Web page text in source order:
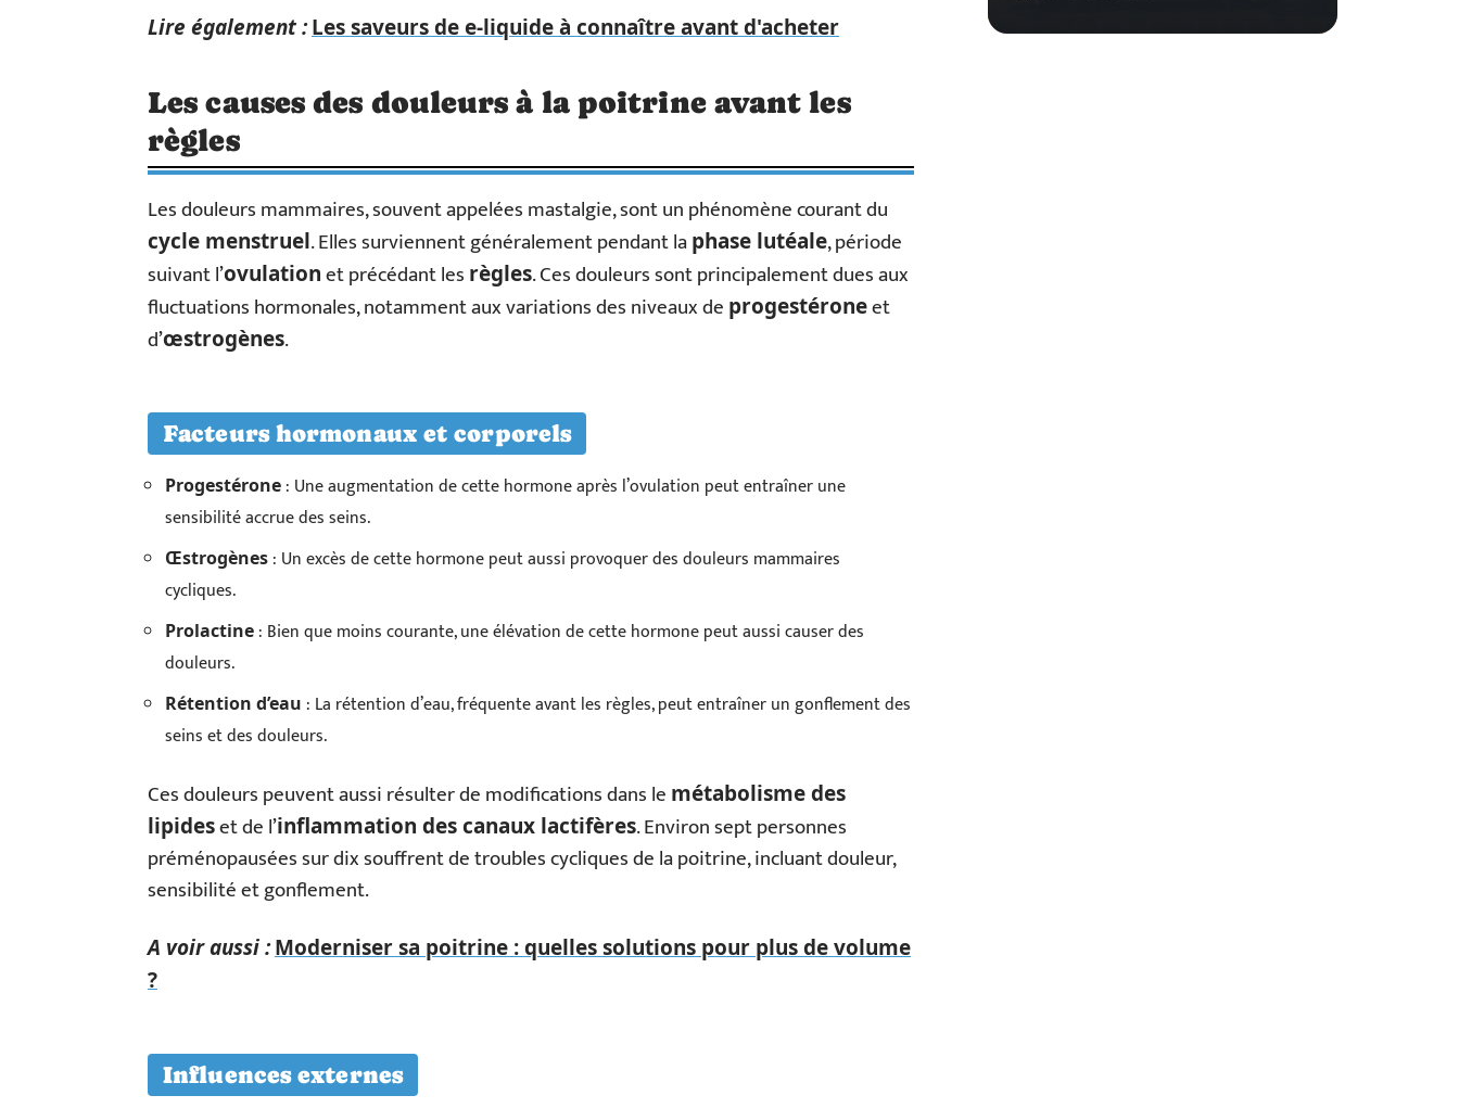
Lire également :Les saveurs de e-liquide à connaître avant d'acheter
Les causes des douleurs à la poitrine avant les
règles
Les douleurs mammaires, souvent appelées mastalgie, sont un phénomène courant du
cycle menstruel. Elles surviennent généralement pendant laphase lutéale, période
suivant l’ovulationet précédant les règles. Ces douleurs sont principalement dues aux
fluctuations hormonales, notamment aux variations des niveaux de progestéroneet
d’œstrogènes.
Facteurs hormonaux et corporels
Progestérone : Une augmentation de cette hormone après l’ovulation peut entraîner une
sensibilité accrue des seins.
Œstrogènes : Un excès de cette hormone peut aussi provoquer des douleurs mammaires
cycliques.
Prolactine : Bien que moins courante, une élévation de cette hormone peut aussi causer des
douleurs.
Rétention d’eau : La rétention d’eau, fréquente avant les règles, peut entraîner un gonflement des
seins et des douleurs.
Ces douleurs peuvent aussi résulter de modifications dans le métabolisme des
lipideset de l’inflammation des canaux lactifères. Environ sept personnes
préménopausées sur dix souffrent de troubles cycliques de la poitrine, incluant douleur,
sensibilité et gonflement.
A voir aussi :Moderniser sa poitrine : quelles solutions pour plus de volume
?
Influences externes